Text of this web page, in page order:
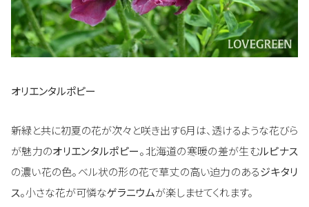
オリエンタルポピー
新緑と共に初夏の花が次々と咲き出す6月は、透けるような花びら
が魅力のオリエンタルポピー。北海道の寒暖の差が生むルピナス
の濃い花の色。ベル状の形の花で草丈の高い迫力のあるジキタリ
ス。小さな花が可憐なゲラニウムが楽しませてくれます。